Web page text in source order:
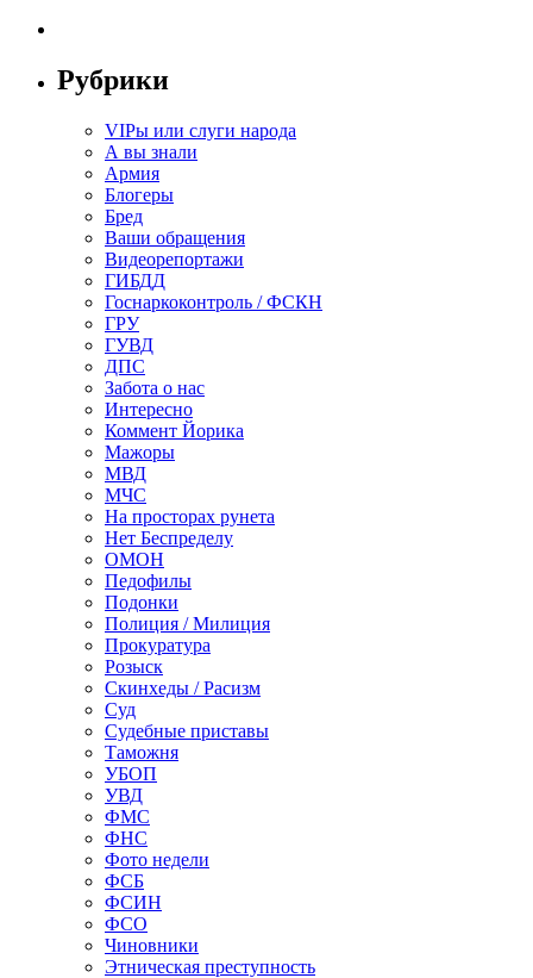
Рубрики
VIPы или слуги народа
А вы знали
Армия
Блогеры
Бред
Ваши обращения
Видеорепортажи
ГИБДД
Госнаркоконтроль / ФСКН
ГРУ
ГУВД
ДПС
Забота о нас
Интересно
Коммент Йорика
Мажоры
МВД
МЧС
На просторах рунета
Нет Беспределу
ОМОН
Педофилы
Подонки
Полиция / Милиция
Прокуратура
Розыск
Скинхеды / Расизм
Суд
Судебные приставы
Таможня
УБОП
УВД
ФМС
ФНС
Фото недели
ФСБ
ФСИН
ФСО
Чиновники
Этническая преступность